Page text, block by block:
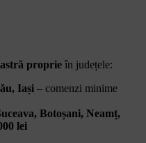
proprie în județele:
Iași – comenzi minime
Botoșani, Neamț,
lei